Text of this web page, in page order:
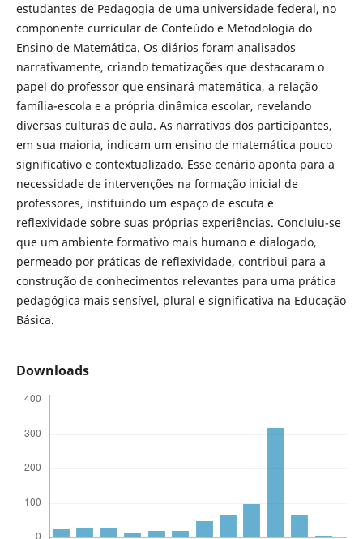
estudantes de Pedagogia de uma universidade federal, no
componente curricular de Conteúdo e Metodologia do
Ensino de Matemática. Os diários foram analisados
narrativamente, criando tematizações que destacaram o
papel do professor que ensinará matemática, a relação
família-escola e a própria dinâmica escolar, revelando
diversas culturas de aula. As narrativas dos participantes,
em sua maioria, indicam um ensino de matemática pouco
significativo e contextualizado. Esse cenário aponta para a
necessidade de intervenções na formação inicial de
professores, instituindo um espaço de escuta e
reflexividade sobre suas próprias experiências. Concluiu-se
que um ambiente formativo mais humano e dialogado,
permeado por práticas de reflexividade, contribui para a
construção de conhecimentos relevantes para uma prática
pedagógica mais sensível, plural e significativa na Educação
Básica.
Downloads